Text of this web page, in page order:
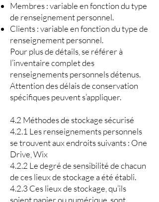
Membres : variable en fonction du type
de renseignement personnel.
Clients : variable en fonction du type de
renseignement personnel.
Pour plus de détails, se référer à
l’inventaire complet des
renseignements personnels détenus.
Attention des délais de conservation
spécifiques peuvent s’appliquer.
4.2 Méthodes de stockage sécurisé
4.2.1 Les renseignements personnels
se trouvent aux endroits suivants : One
Drive, Wix
4.2.2 Le degré de sensibilité de chacun
de ces lieux de stockage a été établi.
4.2.3 Ces lieux de stockage, qu’ils
soient papier ou numérique, sont